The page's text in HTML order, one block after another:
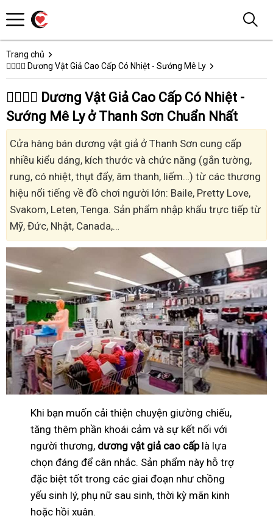
Trang chủ
👩‍❤️‍💋‍👨 Dương Vật Giả Cao Cấp Có Nhiệt - Sướng Mê Ly
👩‍❤️‍💋‍👨 Dương Vật Giả Cao Cấp Có Nhiệt -
Sướng Mê Ly ở Thanh Sơn Chuẩn Nhất
Cửa hàng bán dương vật giả ở Thanh Sơn cung cấp
nhiều kiểu dáng, kích thước và chức năng (gắn tường,
rung, có nhiệt, thụt đẩy, âm thanh, liếm…) từ các thương
hiệu nổi tiếng về đồ chơi người lớn: Baile, Pretty Love,
Svakom, Leten, Tenga. Sản phẩm nhập khẩu trực tiếp từ
Mỹ, Đức, Nhật, Canada,…
Khi bạn muốn cải thiện chuyện giường chiếu,
tăng thêm phần khoái cảm và sự kết nối với
người thương, dương vật giả cao cấplà lựa
chọn đáng để cân nhắc. Sản phẩm này hỗ trợ
đặc biệt tốt trong các giai đoạn như chồng
yếu sinh lý, phụ nữ sau sinh, thời kỳ mãn kinh
hoặc hồi xuân.